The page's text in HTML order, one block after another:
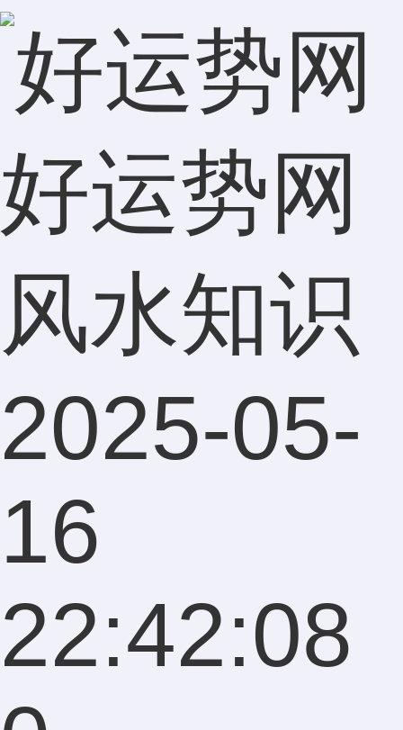
好运势网
风水知识
2025-05-
16
22:42:08